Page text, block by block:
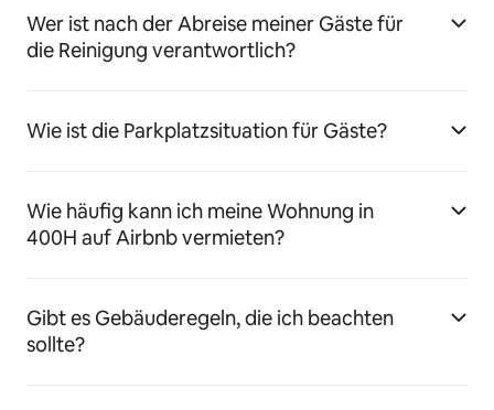
Wer ist nach der Abreise meiner Gäste für
die Reinigung verantwortlich?
Wie ist die Parkplatzsituation für Gäste?
Wie häufig kann ich meine Wohnung in
400H auf Airbnb vermieten?
Gibt es Gebäuderegeln, die ich beachten
sollte?